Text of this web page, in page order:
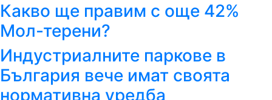
Какво ще правим с още 42%
Мол-терени?
Индустриалните паркове в
България вече имат своята
нормативна уредба